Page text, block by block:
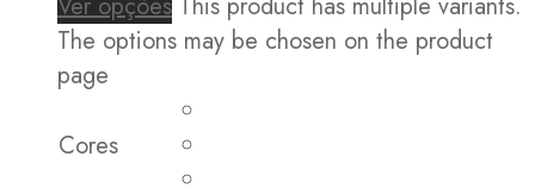
The options may be chosen on the product
page
Cores